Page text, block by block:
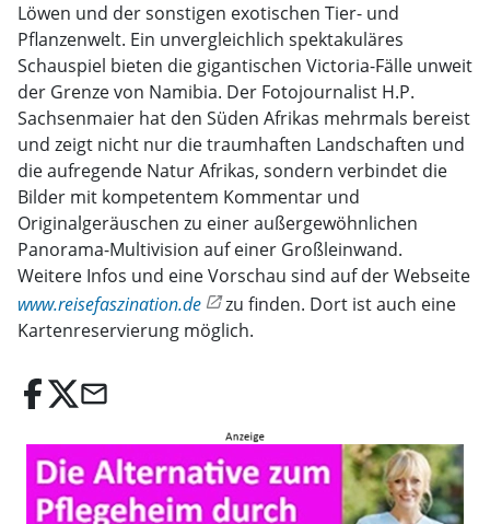
Löwen und der sonstigen exotischen Tier- und
Pflanzenwelt. Ein unvergleichlich spektakuläres
Schauspiel bieten die gigantischen Victoria-Fälle unweit
der Grenze von Namibia. Der Fotojournalist H.P.
Sachsenmaier hat den Süden Afrikas mehrmals bereist
und zeigt nicht nur die traumhaften Landschaften und
die aufregende Natur Afrikas, sondern verbindet die
Bilder mit kompetentem Kommentar und
Originalgeräuschen zu einer außergewöhnlichen
Panorama-Multivision auf einer Großleinwand.
Weitere Infos und eine Vorschau sind auf der Webseite
www.reisefaszination.de
zu finden. Dort ist auch eine
Kartenreservierung möglich.
email